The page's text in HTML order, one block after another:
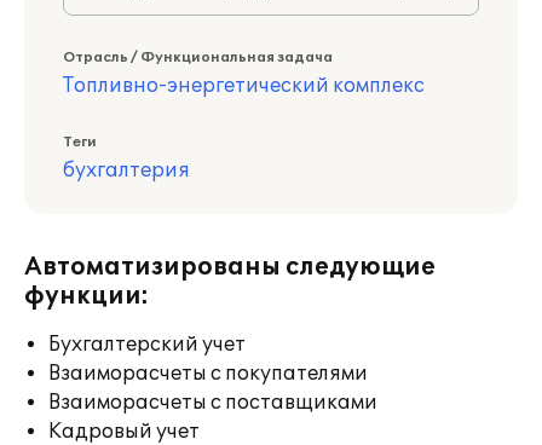
Отрасль / Функциональная задача
Топливно-энергетический комплекс
Теги
бухгалтерия
Автоматизированы следующие
функции:
Бухгалтерский учет
Взаиморасчеты с покупателями
Взаиморасчеты с поставщиками
Кадровый учет